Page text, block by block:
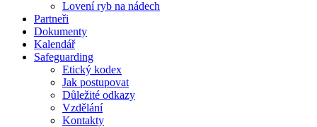
Lovení ryb na nádech
Partneři
Dokumenty
Kalendář
Safeguarding
Etický kodex
Jak postupovat
Důležité odkazy
Vzdělání
Kontakty